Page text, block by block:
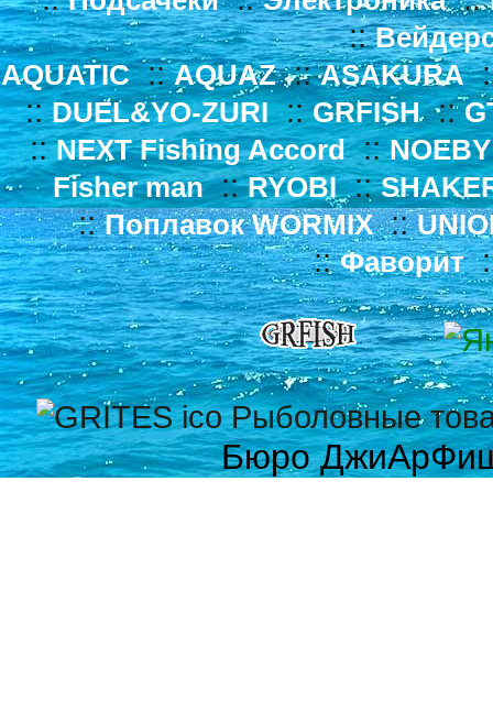
::
AQUATIC::AQUAZ::ASAKURA
::DUEL&YO-ZURI ::GRFISH::
::NEXT Fishing Accord::NOEBY
Fisher man::RYOBI ::
::Поплавок WORMIX::
::Фаворит
Бюро